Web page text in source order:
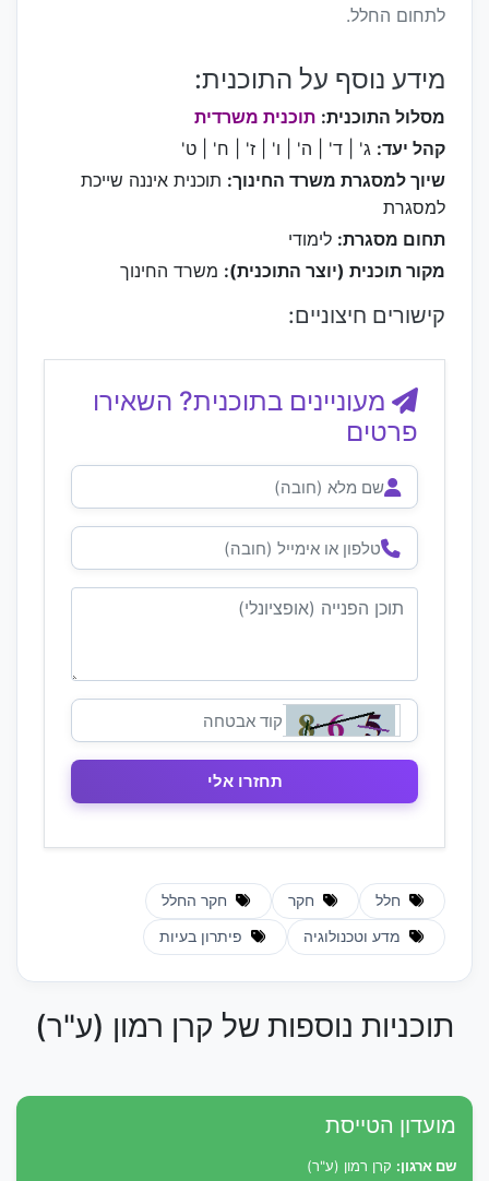
לתחום החלל.
מידע נוסף על התוכנית:
מסלול התוכנית: תוכנית משרדית
קהל יעד: ג' | ד' | ה' | ו' | ז' | ח' | ט'
שיוך למסגרת משרד החינוך: תוכנית איננה שייכת
למסגרת
תחום מסגרת: לימודי
מקור תוכנית (יוצר התוכנית): משרד החינוך
קישורים חיצוניים:
מעוניינים בתוכנית? השאירו
פרטים
חלל חקר חקר החלל
מדע וטכנולוגיה פיתרון בעיות
תוכניות נוספות של קרן רמון (ע"ר)
מועדון הטייסת
שם ארגון: קרן רמון (ע"ר)